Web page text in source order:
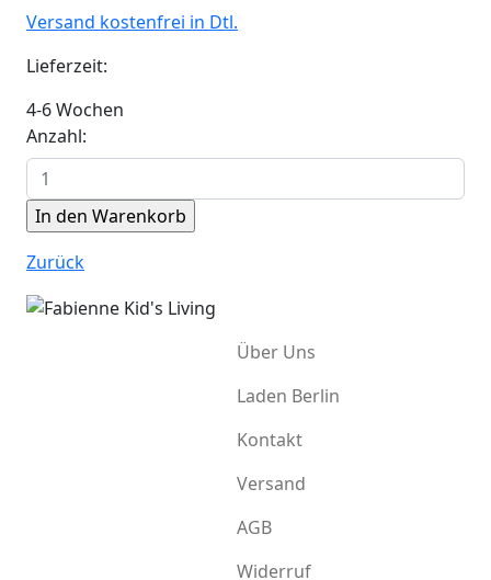
Versand kostenfrei in Dtl.
Lieferzeit:
4-6 Wochen
Anzahl:
Zurück
Über Uns
Laden Berlin
Kontakt
Versand
AGB
Widerruf